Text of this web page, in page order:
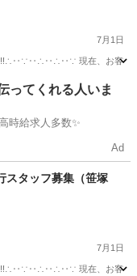
7月1日
現在、お客様から多
スタッフ
ってくれる人いま
不要！高時給求人多数✨
Ad
スタッフ募集（笹塚
7月1日
現在、お客様から多